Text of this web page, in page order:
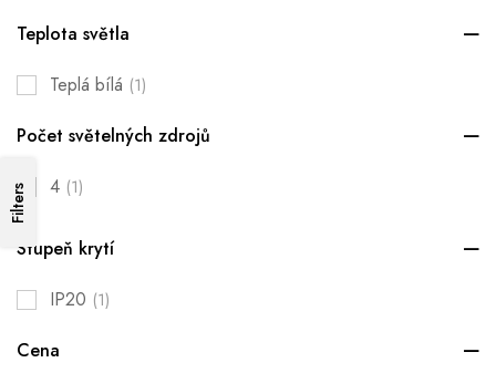
Teplota světla
Teplá bílá (1)
Počet světelných zdrojů
4 (1)
Stupeň krytí
IP20 (1)
Cena
Filters